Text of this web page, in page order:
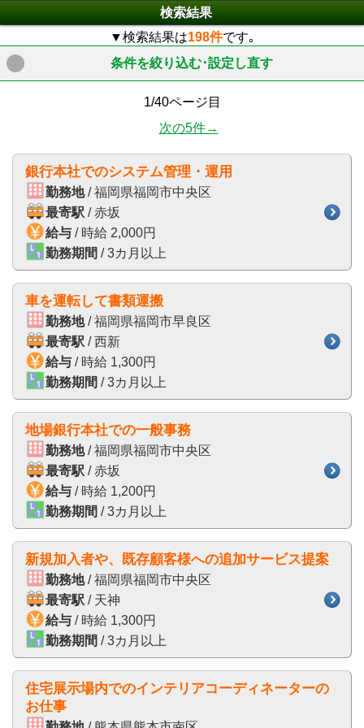
検索結果
▼検索結果は198件です｡
条件を絞り込む･設定し直す
click to expand contents
1/40ページ目
次の5件→
銀行本社でのシステム管理・運用
勤務地/ 福岡県福岡市中央区
最寄駅 / 赤坂
給与 / 時給 2,000円
勤務期間 / 3カ月以上
車を運転して書類運搬
勤務地/ 福岡県福岡市早良区
最寄駅 / 西新
給与 / 時給 1,300円
勤務期間 / 3カ月以上
地場銀行本社での一般事務
勤務地/ 福岡県福岡市中央区
最寄駅 / 赤坂
給与 / 時給 1,200円
勤務期間 / 3カ月以上
新規加入者や、既存顧客様への追加サービス提案
勤務地/ 福岡県福岡市中央区
最寄駅 / 天神
給与 / 時給 1,300円
勤務期間 / 3カ月以上
住宅展示場内でのインテリアコーディネーターの
お仕事